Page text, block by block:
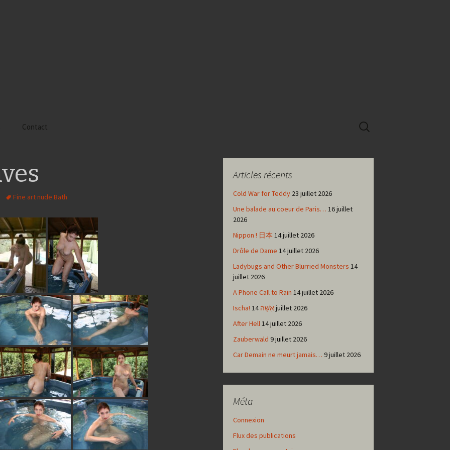
Mac Gregor
Contact
Rechercher :
Fine art nude Bath
Articles récents
Cold War for Teddy 23 juillet 2026
Une balade au coeur de Paris… 16 juillet
2026
Nippon ! 日本 14 juillet 2026
Drôle de Dame 14 juillet 2026
Ladybugs and Other Blurried Monsters 14
juillet 2026
A Phone Call to Rain 14 juillet 2026
Ischa! אִשָּׁה14 juillet 2026
After Hell14 juillet 2026
Zauberwald 9 juillet 2026
Car Demain ne meurt jamais… 9 juillet 2026
Méta
Connexion
Flux des publications